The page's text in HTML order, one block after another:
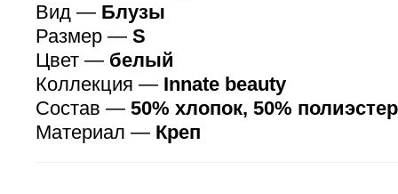
Вид — Блузы
Размер — S
Цвет — белый
Коллекция — Innate beauty
Состав — 50% хлопок, 50% полиэстер
Материал — Креп